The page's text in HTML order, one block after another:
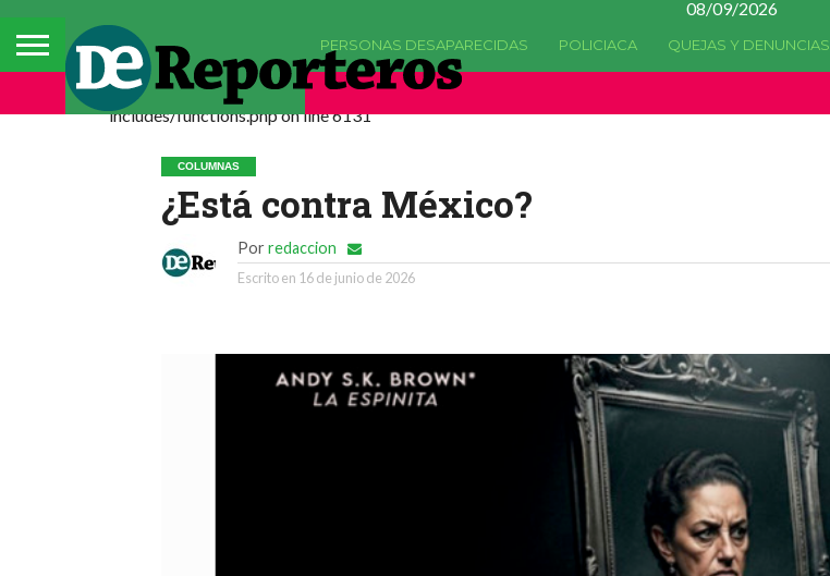
08/09/2026
PERSONAS DESAPARECIDAS POLICIACA QUEJAS Y DENUNCIAS
Deprecated: La función comments_popup_script ha quedado
includes/functions.php on line 6131
COLUMNAS
¿Está contra México?
Por redaccion
Escrito en 16 de junio de 2026